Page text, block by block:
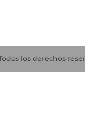
los derechos